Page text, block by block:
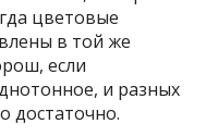
цветовые
в той же
если
и разных
достаточно.